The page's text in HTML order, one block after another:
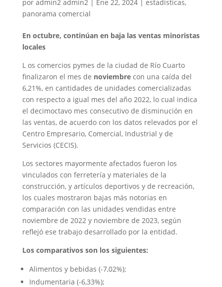
por admin2 admin2 | Ene 22, 2024| estadisticas,
panorama comercial
En octubre, continúan en baja las ventas minoristas
locales
L os comercios pymes de la ciudad de Río Cuarto
finalizaron el mes de noviembre con una caída del
6,21%, en cantidades de unidades comercializadas
con respecto a igual mes del año 2022, lo cual indica
el decimoctavo mes consecutivo de disminución en
las ventas, de acuerdo con los datos relevados por el
Centro Empresario, Comercial, Industrial y de
Servicios (CECIS).
Los sectores mayormente afectados fueron los
vinculados con ferretería y materiales de la
construcción, y artículos deportivos y de recreación,
los cuales mostraron bajas más notorias en
comparación con las unidades vendidas entre
noviembre de 2022 y noviembre de 2023, según
reflejó ese trabajo desarrollado por la entidad.
Los comparativos son los siguientes:
Alimentos y bebidas (-7,02%);
Indumentaria (-6,33%);